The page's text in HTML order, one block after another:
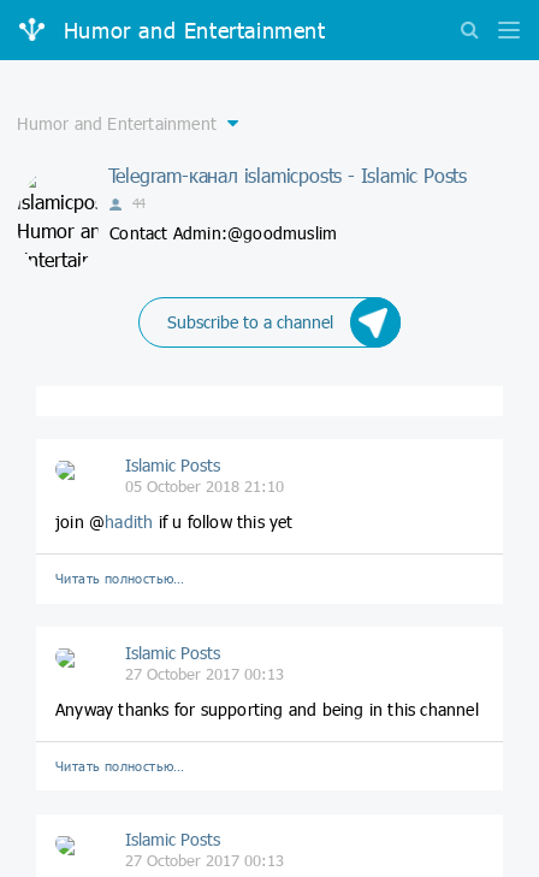
Humor and Entertainment
Telegram-канал islamicposts - Islamic Posts
44
Contact Admin:@goodmuslim
Subscribe to a channel
Islamic Posts
05 October 2018 21:10
join @hadith if u follow this yet
Читать полностью…
Islamic Posts
27 October 2017 00:13
Anyway thanks for supporting and being in this channel
Читать полностью…
Islamic Posts
27 October 2017 00:13